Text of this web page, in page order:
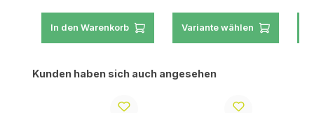
In den Warenkorb Variante wählen
Produktgalerie überspringen
Kunden haben sich auch angesehen